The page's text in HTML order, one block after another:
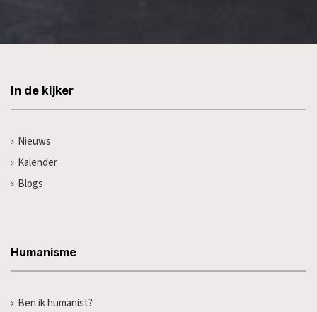
In de kijker
Nieuws
Kalender
Blogs
Humanisme
Ben ik humanist?